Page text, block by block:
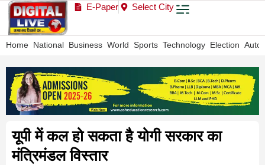
E-Paper Select City
Home National Business World Sports Technology Election Auto
यूपी में कल हो सकता है योगी सरकार का
मंत्रिमंडल विस्तार